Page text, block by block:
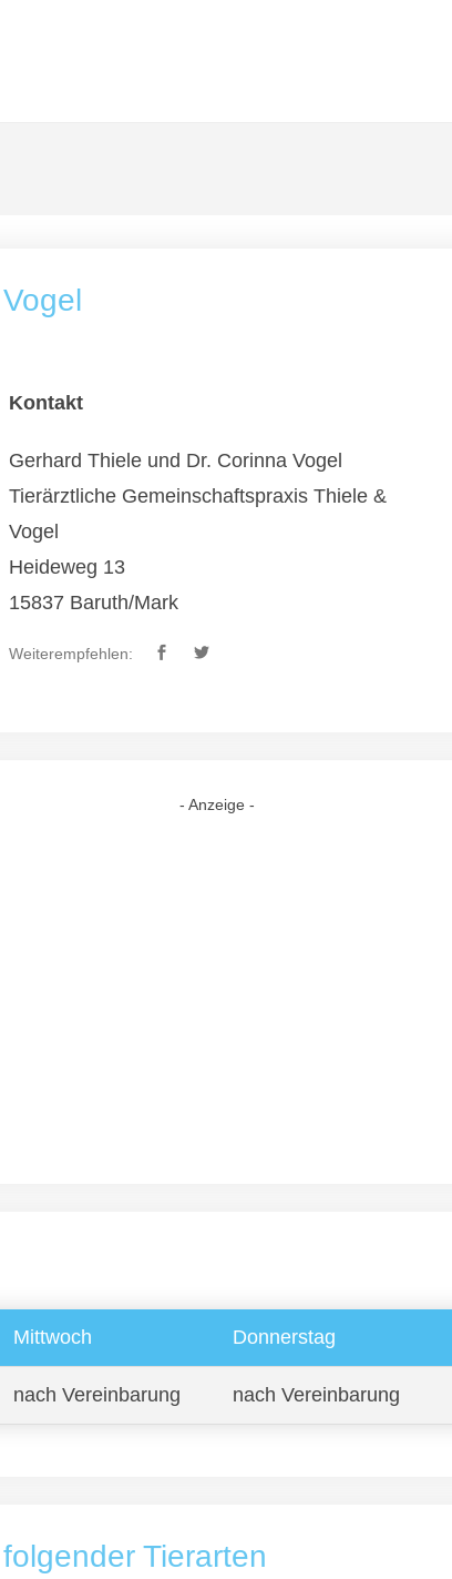
Kontakt
Gerhard Thiele und Dr. Corinna Vogel
Tierärztliche Gemeinschaftspraxis Thiele &
Vogel
Heideweg 13
15837 Baruth/Mark
Weiterempfehlen:
- Anzeige -
Mittwoch Donnerstag
nach Vereinbarung nach Vereinbarung
Tierarten